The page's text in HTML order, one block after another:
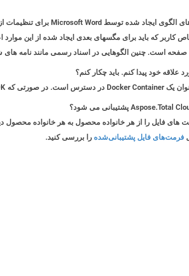
کاربر که باید برای مگسهای بعدی ایجاد شده از این
صفحه است. چنین الگوهایی در اسناد رسمی مانند نامه
فرمت‌های فایل پشتیبانی‌شده را بررسی کنید.